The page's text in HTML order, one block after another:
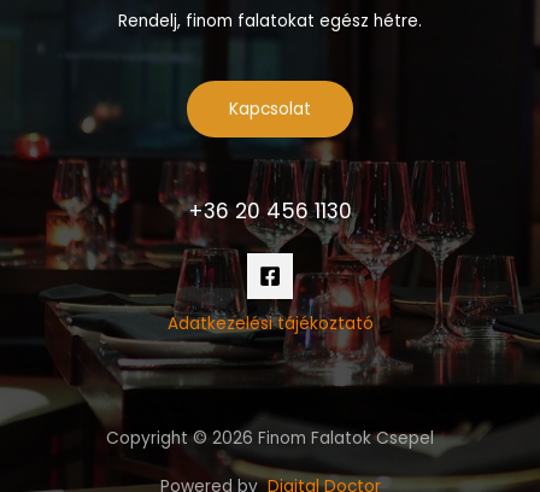
Rendelj, finom falatokat egész hétre.
Kapcsolat
+36 20 456 1130
Adatkezelési tájékoztató
Copyright © 2026 Finom Falatok Csepel
Powered byDigital Doctor